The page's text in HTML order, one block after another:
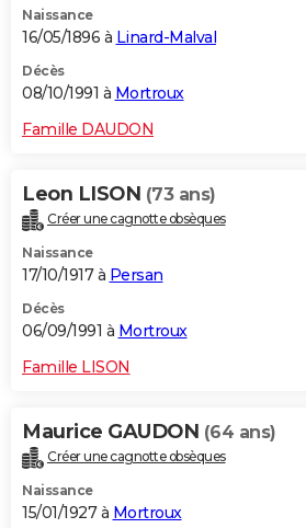
Naissance
16/05/1896 à Linard-Malval
Décès
08/10/1991 à Mortroux
Famille DAUDON
Leon LISON (73 ans)
Créer une cagnotte obsèques
Naissance
17/10/1917 à Persan
Décès
06/09/1991 à Mortroux
Famille LISON
Maurice GAUDON (64 ans)
Créer une cagnotte obsèques
Naissance
15/01/1927 à Mortroux